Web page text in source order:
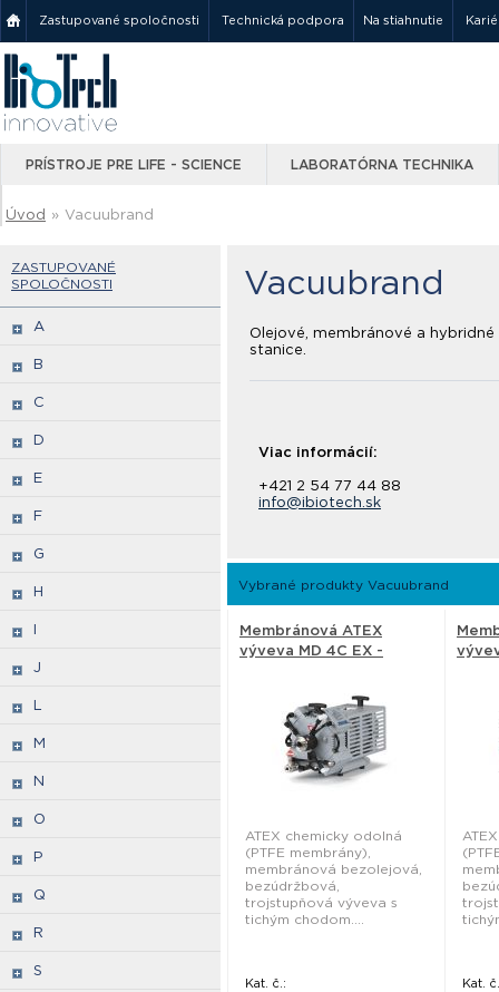
Zastupované spoločnosti Technická podpora Na stiahnutie
PRÍSTROJE PRE LIFE - SCIENCE LABORATÓRNA TECHNIKA
Úvod » Vacuubrand
ZASTUPOVANÉ
SPOLOČNOSTI
A
B
C
D
E
F
G
H
I
J
L
M
N
O
P
Q
R
S
Vacuubrand
Olejové, membránové a
stanice.
Viac informácií:
+421 2 54 77 44 88
info@ibiotech.sk
Vybrané produkty Vacuubrand
Membránová ATEX
výveva MD 4C EX -
ATEX chemicky odolná
(PTFE membrány),
membránová bezolejová,
bezúdržbová,
trojstupňová výveva s
tichým chodom....
Kat. č.:
Kat.